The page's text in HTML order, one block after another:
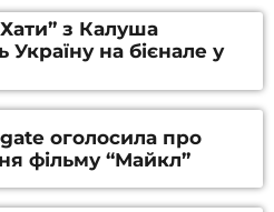
з Калуша
Україну на бієнале у
оголосила про
фільму “Майкл”